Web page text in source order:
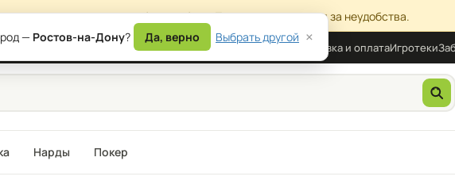
временные ошибки в работе. Приносим извинения за неудобства.
Доставка и оплатаИгротеки
Нарды Покер
— Ростов-на-Дону? Да, верно Выбрать другой ×